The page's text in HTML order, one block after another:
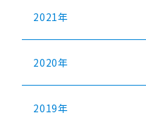
2021年
2020年
2019年